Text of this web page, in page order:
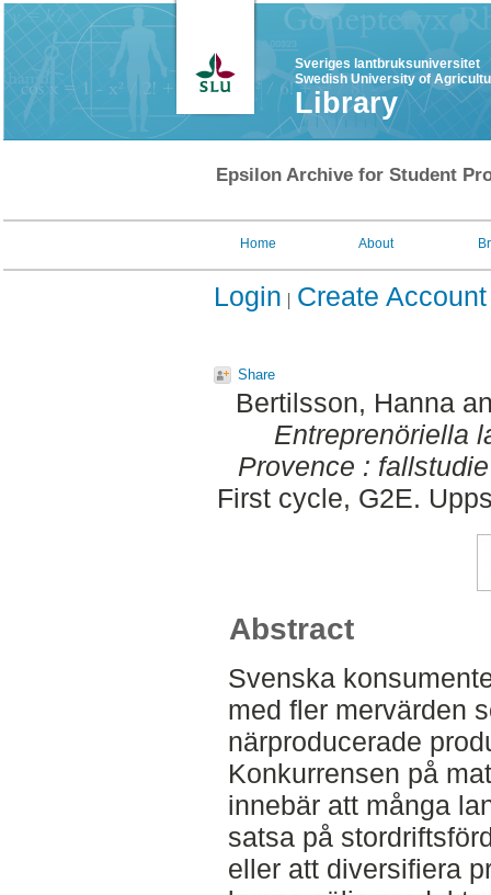
Sveriges lantbruksuniversitet
Swedish University of
Library
Epsilon Archive for Student
Home About
Login Create Account
Share
Bertilsson, Hanna
Entreprenöriella
Provence :
First cycle, G2E.
Abstract
Svenska
med fler mervärden
närproducerade
Konkurrensen på
innebär att många
satsa på
eller att diversifiera